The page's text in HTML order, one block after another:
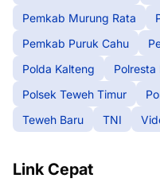
Pemkab Murung Rata
Pemkab Puruk Cahu
Polda Kalteng
Polresta
Polsek Teweh Timur
Teweh Baru
TNI
Link Cepat